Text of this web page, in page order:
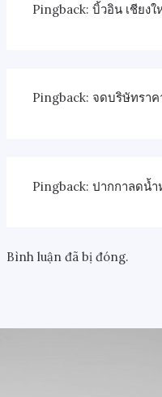
Pingback:บิ้วอิน เชียงใ
Pingback: จดบริษัทราค
Pingback:ปากกาลดน้
Bình luận đã bị đóng.